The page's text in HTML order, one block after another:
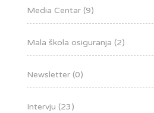
Media Centar (9)
Mala škola osiguranja (2)
Newsletter (0)
Intervju (23)